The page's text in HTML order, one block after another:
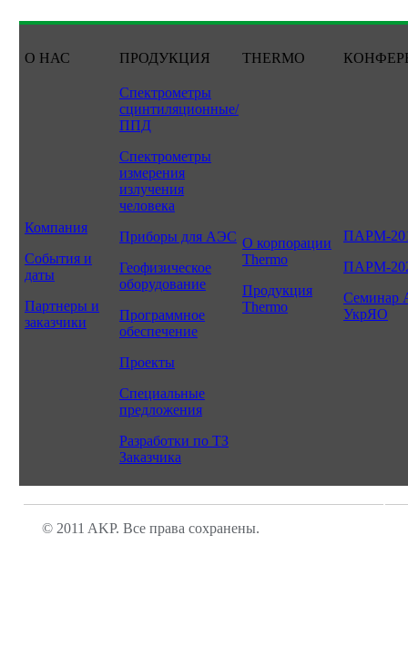
О НАС ПРОДУКЦИЯ THERMO
Компания
События и
даты
Партнеры и
заказчики
Спектрометры
сцинтиляционные/
ППД
Спектрометры
измерения
излучения
человека
Приборы для АЭС
Геофизическое
оборудование
Программное
обеспечение
Проекты
Специальные
предложения
Разработки по ТЗ
Заказчика
О корпорации
Thermo
Продукция
Thermo
ПАРМ-
ПАРМ-
Семинар
УкрЯО
© 2011 AKP. Все права сохранены.